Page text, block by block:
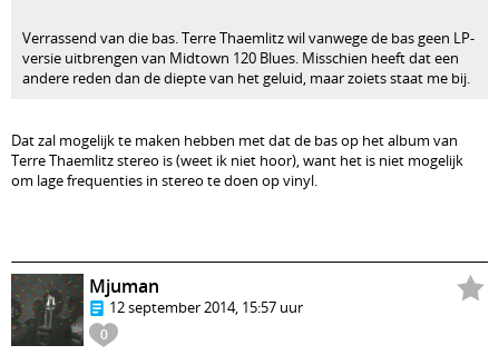
Verrassend van die bas. Terre Thaemlitz wil vanwege de bas geen LP-
versie uitbrengen van Midtown 120 Blues. Misschien heeft dat een
andere reden dan de diepte van het geluid, maar zoiets staat me bij.
Dat zal mogelijk te maken hebben met dat de bas op het album van
Terre Thaemlitz stereo is (weet ik niet hoor), want het is niet mogelijk
om lage frequenties in stereo te doen op vinyl.
0
Mjuman
12 september 2014, 15:57 uur